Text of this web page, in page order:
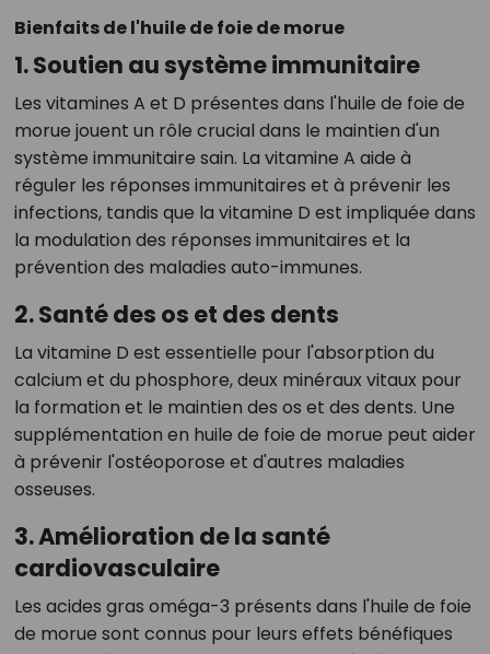
Bienfaits de l'huile de foie de morue
1. Soutien au système immunitaire
Les vitamines A et D présentes dans l'huile de foie de
morue jouent un rôle crucial dans le maintien d'un
système immunitaire sain. La vitamine A aide à
réguler les réponses immunitaires et à prévenir les
infections, tandis que la vitamine D est impliquée dans
la modulation des réponses immunitaires et la
prévention des maladies auto-immunes.
2. Santé des os et des dents
La vitamine D est essentielle pour l'absorption du
calcium et du phosphore, deux minéraux vitaux pour
la formation et le maintien des os et des dents. Une
supplémentation en huile de foie de morue peut aider
à prévenir l'ostéoporose et d'autres maladies
osseuses.
3. Amélioration de la santé
cardiovasculaire
Les acides gras oméga-3 présents dans l'huile de foie
de morue sont connus pour leurs effets bénéfiques